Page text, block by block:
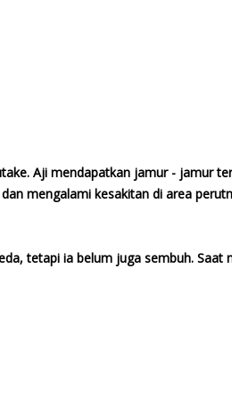
Aji mendapatkan jamur - jamur
mengalami kesakitan di area
tetapi ia belum juga sembuh.